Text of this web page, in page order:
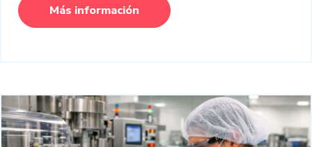
Más información